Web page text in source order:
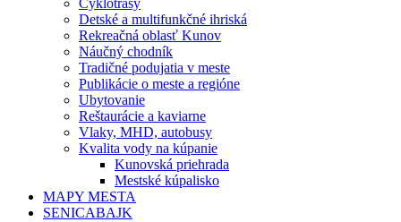
Cyklotrasy
Detské a multifunkčné ihriská
Rekreačná oblasť Kunov
Náučný chodník
Tradičné podujatia v meste
Publikácie o meste a regióne
Ubytovanie
Reštaurácie a kaviarne
Vlaky, MHD, autobusy
Kvalita vody na kúpanie
Kunovská priehrada
Mestské kúpalisko
MAPY MESTA
SENICABAJK